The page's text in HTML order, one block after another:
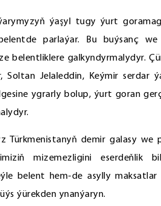
ýaşyl tugy ýurt
parlaýar. Bu buýsanç
belentliklere galkyndyrmalydyr.
Soltan Jelaleddin, Keýmir serdar
ygrarly bolup, ýurt goran
Türkmenistanyň demir galasy
mizemezligini eserdeňlik
belent hem-de asylly
ýürekden ynanýaryn.